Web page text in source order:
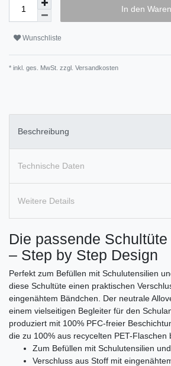
In den
Wunschliste
* inkl. ges. MwSt. zzgl. Versandkosten
Beschreibung
Technische Daten
Weitere Details
Die passende
– Step by Step Design
Perfekt zum Befüllen mit Schulutensilien
diese Schultüte einen praktischen
eingenähtem Bändchen. Der neutrale
einem vielseitigen Begleiter für den
produziert mit 100% PFC-freier
die zu 100% aus recycelten PET-Flaschen
Zum Befüllen mit Schulutensilien
Verschluss aus Stoff mit